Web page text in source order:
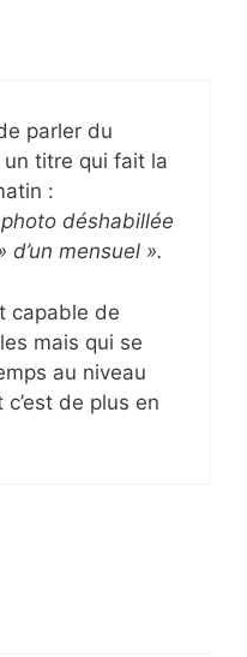
parler du
titre qui fait la
:
déshabillée
mensuel ».
capable de
mais qui se
au niveau
de plus en